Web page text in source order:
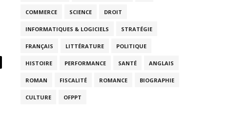
COMMERCE SCIENCE DROIT
INFORMATIQUES & LOGICIELS STRATÉGIE
FRANÇAIS LITTÉRATURE POLITIQUE
HISTOIRE PERFORMANCE SANTÉ ANGLAIS
ROMAN FISCALITÉ ROMANCE BIOGRAPHIE
CULTURE OFPPT